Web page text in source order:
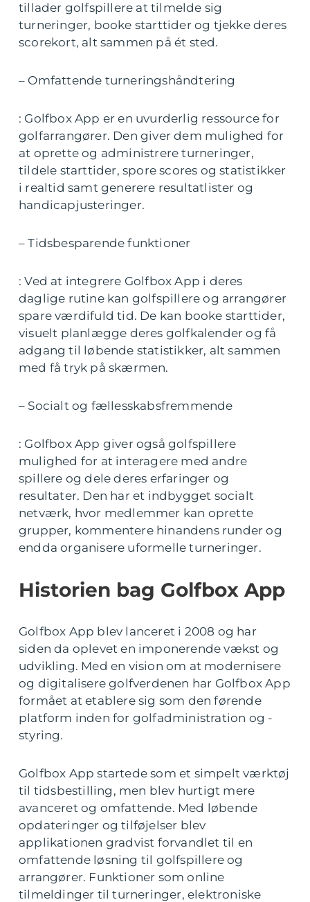
tillader golfspillere at tilmelde sig
turneringer, booke starttider og tjekke deres
scorekort, alt sammen på ét sted.
– Omfattende turneringshåndtering
: Golfbox App er en uvurderlig ressource for
golfarrangører. Den giver dem mulighed for
at oprette og administrere turneringer,
tildele starttider, spore scores og statistikker
i realtid samt generere resultatlister og
handicapjusteringer.
– Tidsbesparende funktioner
: Ved at integrere Golfbox App i deres
daglige rutine kan golfspillere og arrangører
spare værdifuld tid. De kan booke starttider,
visuelt planlægge deres golfkalender og få
adgang til løbende statistikker, alt sammen
med få tryk på skærmen.
– Socialt og fællesskabsfremmende
: Golfbox App giver også golfspillere
mulighed for at interagere med andre
spillere og dele deres erfaringer og
resultater. Den har et indbygget socialt
netværk, hvor medlemmer kan oprette
grupper, kommentere hinandens runder og
endda organisere uformelle turneringer.
Historien bag Golfbox App
Golfbox App blev lanceret i 2008 og har
siden da oplevet en imponerende vækst og
udvikling. Med en vision om at modernisere
og digitalisere golfverdenen har Golfbox App
formået at etablere sig som den førende
platform inden for golfadministration og -
styring.
Golfbox App startede som et simpelt værktøj
til tidsbestilling, men blev hurtigt mere
avanceret og omfattende. Med løbende
opdateringer og tilføjelser blev
applikationen gradvist forvandlet til en
omfattende løsning til golfspillere og
arrangører. Funktioner som online
tilmeldinger til turneringer, elektroniske